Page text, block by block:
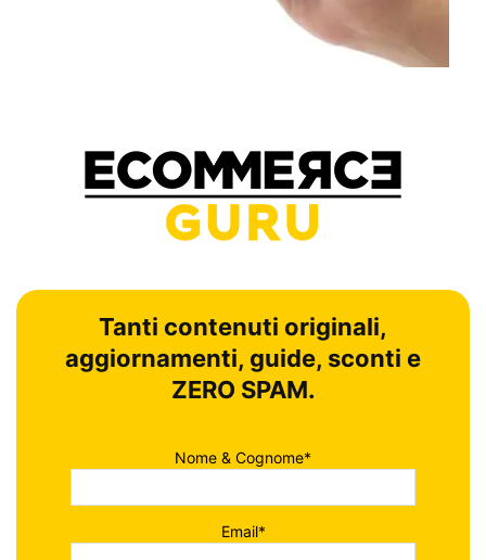
Tanti contenuti originali,
aggiornamenti, guide, sconti e
ZERO SPAM.
Nome & Cognome*
Email*